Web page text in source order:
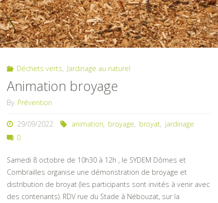
Déchets verts, Jardinage au naturel
Animation broyage
By Prévention
29/09/2022 animation, broyage, broyat, jardinage
0
Samedi 8 octobre de 10h30 à 12h , le SYDEM Dômes et
Combrailles organise une démonstration de broyage et
distribution de broyat (les participants sont invités à venir avec
des contenants). RDV rue du Stade à Nébouzat, sur la